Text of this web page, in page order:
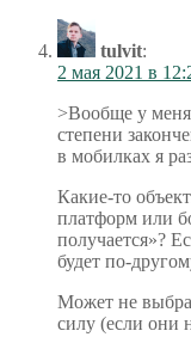
tulvit:
2 мая 2021 в
>Вообще у меня
степени
в мобилках я
Какие-то
платформ или
получается»?
будет по-
Может не
силу (если они